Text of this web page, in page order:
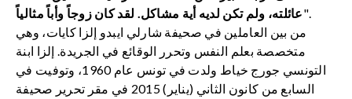
عائلته، ولم تكن لديه أية مشاكل. لقد كان زوجاً وأباً مثالياً".
من بين العاملين في صحيفة شارلي ايبدو إلزا كايات، وهي
متخصصة بعلم النفس وتحرر الوقائع في الجريدة. إلزا ابنة
التونسي جورج خياط ولدت في تونس عام 1960، وتوفيت في
السابع من كانون الثاني (يناير) 2015 في مقر تحرير صحيفة